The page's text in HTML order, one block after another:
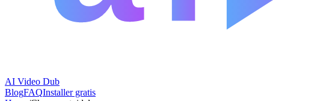
AI Video Dub
BlogFAQInstaller gratis